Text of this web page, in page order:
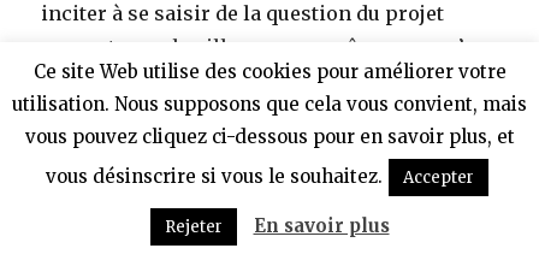
inciter à se saisir de la question du projet
concret pour la ville, par eux-même, sans s’en
remettre à des programmes municipaux trop
souvent ficelés à la va-vite par un nombre trop
réduit de personnes. D’autant que les
municipales concernent largement les
questions d’aménagements urbains, de
construction, de voirie et de transports,
Ce site Web utilise des cookies pour améliorer votre
utilisation. Nous supposons que cela vous convient, mais
vous pouvez cliquez ci-dessous pour en savoir plus, et
vous désinscrire si vous le souhaitez.
Accepter
Rejeter En savoir plus